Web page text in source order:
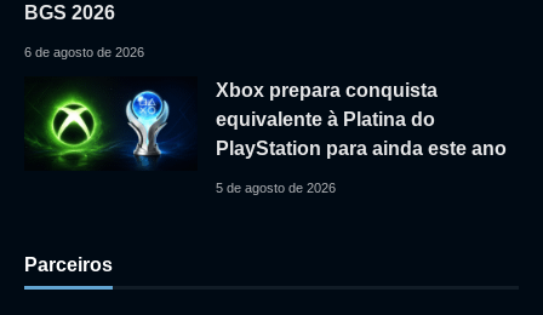
BGS 2026
6 de agosto de 2026
Xbox prepara conquista
equivalente à Platina do
PlayStation para ainda este ano
5 de agosto de 2026
Parceiros